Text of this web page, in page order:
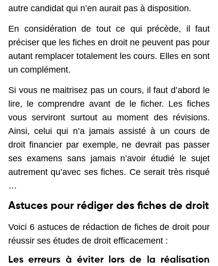
autre candidat qui n’en aurait pas à disposition.
En considération de tout ce qui précède, il faut
préciser que les fiches en droit ne peuvent pas pour
autant remplacer totalement les cours. Elles en sont
un complément.
Si vous ne maitrisez pas un cours, il faut d’abord le
lire, le comprendre avant de le ficher. Les fiches
vous serviront surtout au moment des révisions.
Ainsi, celui qui n’a jamais assisté à un cours de
droit financier par exemple, ne devrait pas passer
ses examens sans jamais n’avoir étudié le sujet
autrement qu’avec ses fiches. Ce serait très risqué
…
Astuces pour rédiger des fiches de droit
Voici 6 astuces de rédaction de fiches de droit pour
réussir ses études de droit efficacement :
Les erreurs à éviter lors de la réalisation